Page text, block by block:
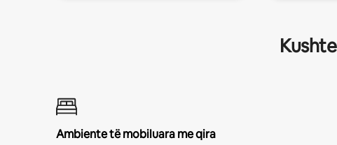
Ambiente të mobiluara me qira